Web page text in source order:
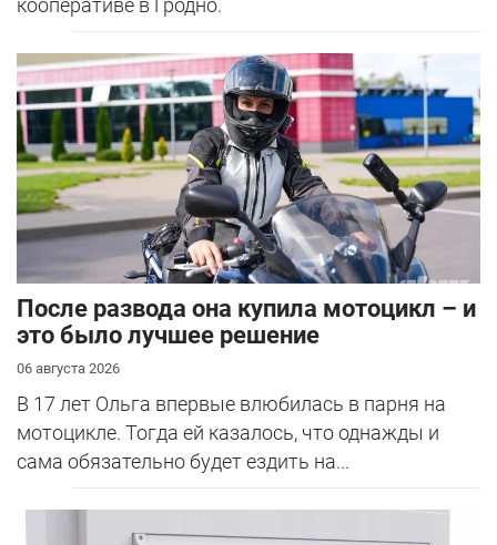
кооперативе в Гродно.
После развода она купила мотоцикл – и
это было лучшее решение
06 августа 2026
В 17 лет Ольга впервые влюбилась в парня на
мотоцикле. Тогда ей казалось, что однажды и
сама обязательно будет ездить на...